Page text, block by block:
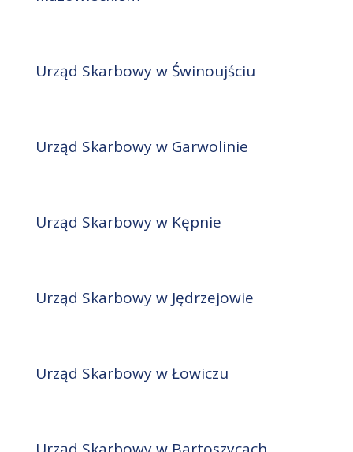
Urząd Skarbowy w Świnoujściu
Urząd Skarbowy w Garwolinie
Urząd Skarbowy w Kępnie
Urząd Skarbowy w Jędrzejowie
Urząd Skarbowy w Łowiczu